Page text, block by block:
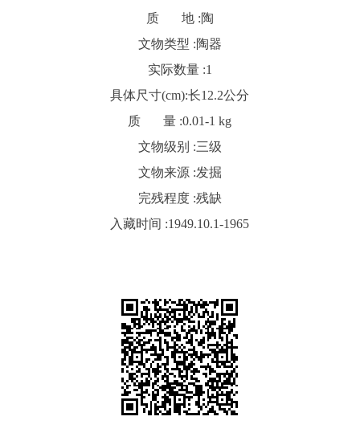
质 地 :陶
文物类型 :陶器
实际数量 :1
具体尺寸(cm):长12.2公分
质 量 :0.01-1 kg
文物级别 :三级
文物来源 :发掘
完残程度 :残缺
入藏时间 :1949.10.1-1965